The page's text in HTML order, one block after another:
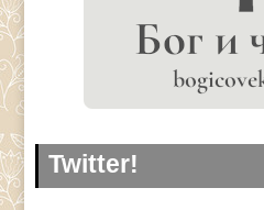
Twitter!